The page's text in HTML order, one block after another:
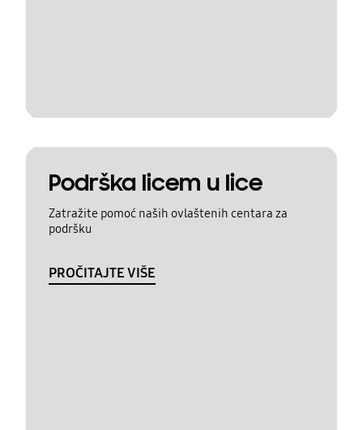
Podrška licem u lice
Zatražite pomoć naših ovlaštenih centara za
podršku
PROČITAJTE VIŠE